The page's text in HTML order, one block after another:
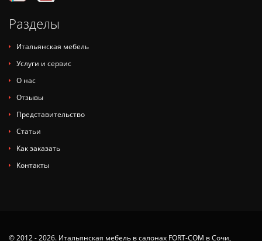
Разделы
Итальянская мебель
Услуги и сервис
О нас
Отзывы
Представительство
Статьи
Как заказать
Контакты
© 2012 - 2026. Итальянская мебель в салонах FORT-COM в Сочи,